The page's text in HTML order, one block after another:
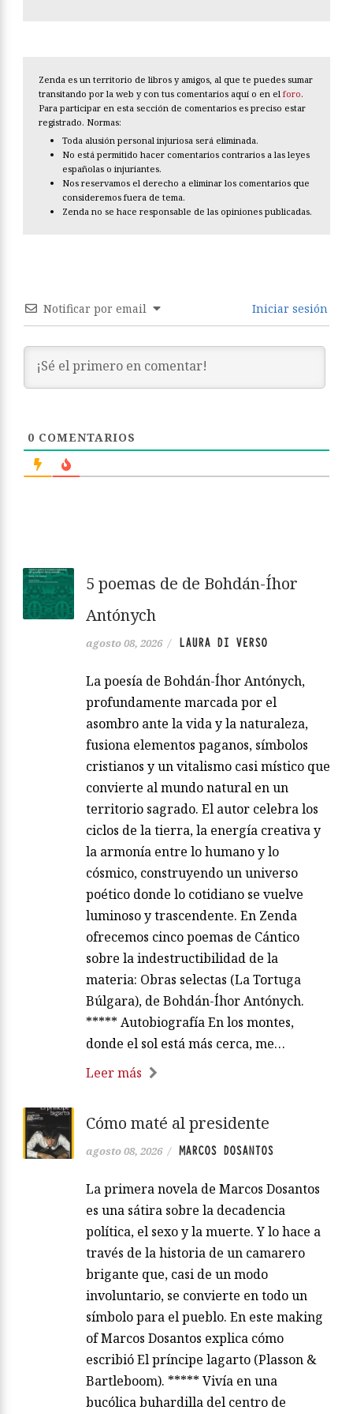
Zenda es un territorio de libros y amigos, al que te puedes sumar
transitando por la web y con tus comentarios aquí o en el foro.
Para participar en esta sección de comentarios es preciso estar
registrado. Normas:
Toda alusión personal injuriosa será eliminada.
No está permitido hacer comentarios contrarios a las leyes
españolas o injuriantes.
Nos reservamos el derecho a eliminar los comentarios que
consideremos fuera de tema.
Zenda no se hace responsable de las opiniones publicadas.
Notificar por email Iniciar sesión
0 COMENTARIOS
5 poemas de de Bohdán-Íhor
Antónych
agosto 08, 2026 / LAURA DI VERSO
La poesía de Bohdán-Íhor Antónych,
profundamente marcada por el
asombro ante la vida y la naturaleza,
fusiona elementos paganos, símbolos
cristianos y un vitalismo casi místico que
convierte al mundo natural en un
territorio sagrado. El autor celebra los
ciclos de la tierra, la energía creativa y
la armonía entre lo humano y lo
cósmico, construyendo un universo
poético donde lo cotidiano se vuelve
luminoso y trascendente. En Zenda
ofrecemos cinco poemas de Cántico
sobre la indestructibilidad de la
materia: Obras selectas (La Tortuga
Búlgara), de Bohdán-Íhor Antónych.
***** Autobiografía En los montes,
donde el sol está más cerca, me…
Leer más
Cómo maté al presidente
agosto 08, 2026 / MARCOS DOSANTOS
La primera novela de Marcos Dosantos
es una sátira sobre la decadencia
política, el sexo y la muerte. Y lo hace a
través de la historia de un camarero
brigante que, casi de un modo
involuntario, se convierte en todo un
símbolo para el pueblo. En este making
of Marcos Dosantos explica cómo
escribió El príncipe lagarto (Plasson &
Bartleboom). ***** Vivía en una
bucólica buhardilla del centro de